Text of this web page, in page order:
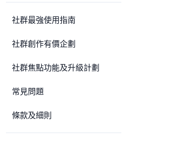
社群最強使用指南
社群創作有價企劃
社群焦點功能及升級計劃
常見問題
條款及細則